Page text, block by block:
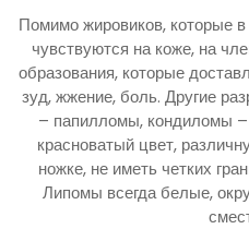
Помимо жировиков, которые
чувствуются на коже, на
образования, которые
зуд, жжение, боль. Другие
– папилломы, кондиломы
красноватый цвет,
ножке, не иметь четких
Липомы всегда белые,